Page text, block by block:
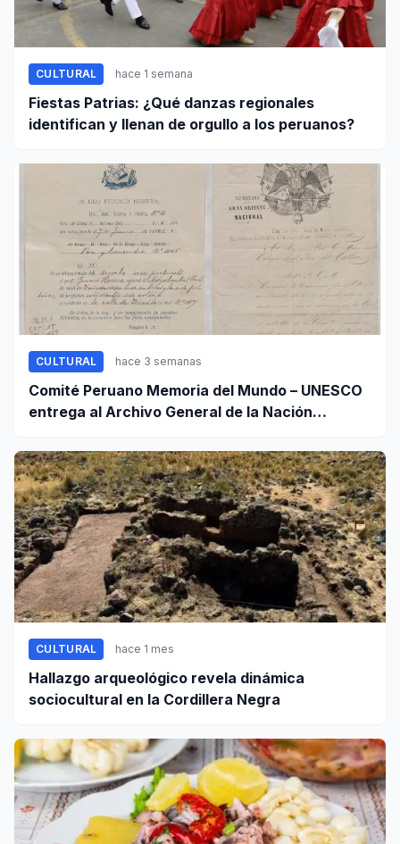
CULTURAL hace 1 semana
Fiestas Patrias: ¿Qué danzas regionales
identifican y llenan de orgullo a los peruanos?
CULTURAL hace 3 semanas
Comité Peruano Memoria del Mundo – UNESCO
entrega al Archivo General de la Nación
documentales
CULTURAL hace 1 mes
Hallazgo arqueológico revela dinámica
sociocultural en la Cordillera Negra